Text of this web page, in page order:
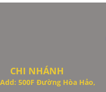
CHI NHÁNH
Add: 500F Đường Hòa Hảo,